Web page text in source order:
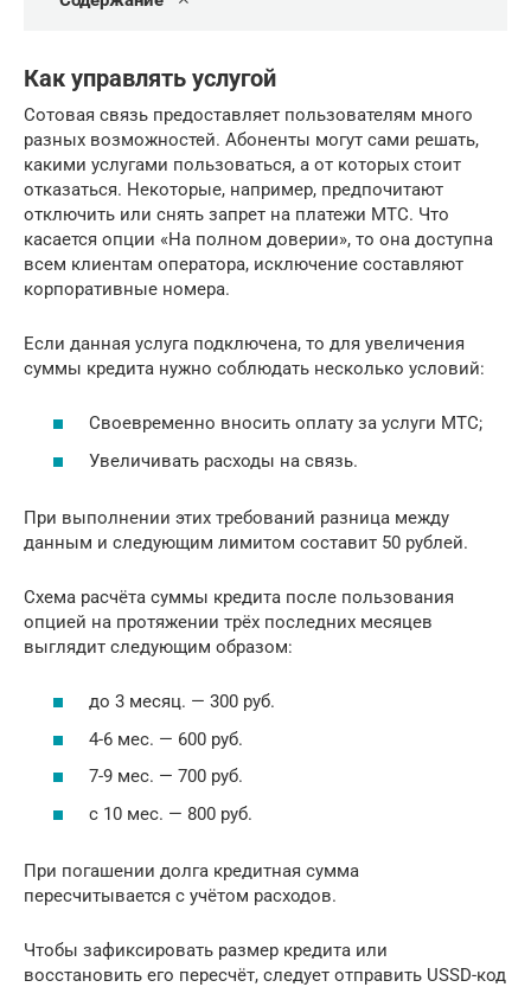
Как управлять услугой
Сотовая связь предоставляет пользователям много
разных возможностей. Абоненты могут сами решать,
какими услугами пользоваться, а от которых стоит
отказаться. Некоторые, например, предпочитают
отключить или снять запрет на платежи МТС. Что
касается опции «На полном доверии», то она доступна
всем клиентам оператора, исключение составляют
корпоративные номера.
Если данная услуга подключена, то для увеличения
суммы кредита нужно соблюдать несколько условий:
Своевременно вносить оплату за услуги МТС;
Увеличивать расходы на связь.
При выполнении этих требований разница между
данным и следующим лимитом составит 50 рублей.
Схема расчёта суммы кредита после пользования
опцией на протяжении трёх последних месяцев
выглядит следующим образом:
до 3 месяц. — 300 руб.
4-6 мес. — 600 руб.
7-9 мес. — 700 руб.
с 10 мес. — 800 руб.
При погашении долга кредитная сумма
пересчитывается с учётом расходов.
Чтобы зафиксировать размер кредита или
восстановить его пересчёт, следует отправить USSD-код